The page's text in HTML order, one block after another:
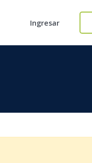
Ingresar